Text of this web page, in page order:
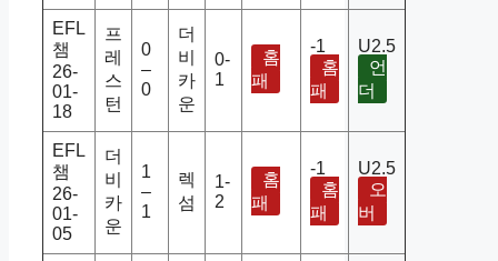
EFL
챔
26-
01-
18
프
레
스
턴
0
–
0
더
비
카
운
0-
1
홈
패
-1
홈
패
U2.5
언
더
EFL
챔
26-
01-
05
더
비
카
운
1
–
1
렉
섬
1-
2
홈
패
-1
홈
패
U2.5
오
버